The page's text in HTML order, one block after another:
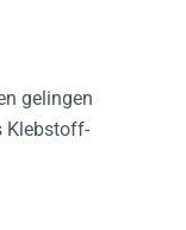
gelingen
Klebstoff-